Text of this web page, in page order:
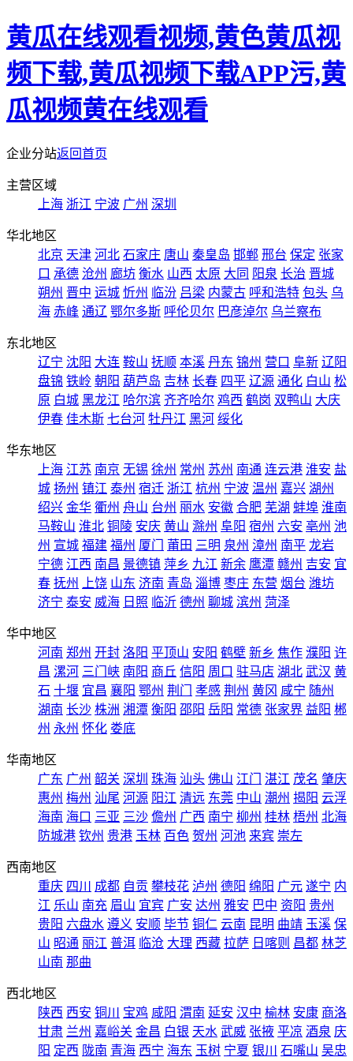
黄瓜在线观看视频,黄色黄瓜视
频下载,黄瓜视频下载APP污,黄
瓜视频黄在线观看
企业分站返回首页
主营区域
上海 浙江 宁波 广州 深圳
华北地区
北京 天津 河北 石家庄 唐山 秦皇岛 邯郸 邢台 保定 张家
口 承德 沧州 廊坊 衡水 山西 太原 大同 阳泉 长治 晋城
朔州 晋中 运城 忻州 临汾 吕梁 内蒙古 呼和浩特 包头 乌
海 赤峰 通辽 鄂尔多斯 呼伦贝尔 巴彦淖尔 乌兰察布
东北地区
辽宁 沈阳 大连 鞍山 抚顺 本溪 丹东 锦州 营口 阜新 辽阳
盘锦 铁岭 朝阳 葫芦岛 吉林 长春 四平 辽源 通化 白山 松
原 白城 黑龙江 哈尔滨 齐齐哈尔 鸡西 鹤岗 双鸭山 大庆
伊春 佳木斯 七台河 牡丹江 黑河 绥化
华东地区
上海 江苏 南京 无锡 徐州 常州 苏州 南通 连云港 淮安 盐
城 扬州 镇江 泰州 宿迁 浙江 杭州 宁波 温州 嘉兴 湖州
绍兴 金华 衢州 舟山 台州 丽水 安徽 合肥 芜湖 蚌埠 淮南
马鞍山 淮北 铜陵 安庆 黄山 滁州 阜阳 宿州 六安 亳州 池
州 宣城 福建 福州 厦门 莆田 三明 泉州 漳州 南平 龙岩
宁德 江西 南昌 景德镇 萍乡 九江 新余 鹰潭 赣州 吉安 宜
春 抚州 上饶 山东 济南 青岛 淄博 枣庄 东营 烟台 潍坊
济宁 泰安 威海 日照 临沂 德州 聊城 滨州 菏泽
华中地区
河南 郑州 开封 洛阳 平顶山 安阳 鹤壁 新乡 焦作 濮阳 许
昌 漯河 三门峡 南阳 商丘 信阳 周口 驻马店 湖北 武汉 黄
石 十堰 宜昌 襄阳 鄂州 荆门 孝感 荆州 黄冈 咸宁 随州
湖南 长沙 株洲 湘潭 衡阳 邵阳 岳阳 常德 张家界 益阳 郴
州 永州 怀化 娄底
华南地区
广东 广州 韶关 深圳 珠海 汕头 佛山 江门 湛江 茂名 肇庆
惠州 梅州 汕尾 河源 阳江 清远 东莞 中山 潮州 揭阳 云浮
海南 海口 三亚 三沙 儋州 广西 南宁 柳州 桂林 梧州 北海
防城港 钦州 贵港 玉林 百色 贺州 河池 来宾 崇左
西南地区
重庆 四川 成都 自贡 攀枝花 泸州 德阳 绵阳 广元 遂宁 内
江 乐山 南充 眉山 宜宾 广安 达州 雅安 巴中 资阳 贵州
贵阳 六盘水 遵义 安顺 毕节 铜仁 云南 昆明 曲靖 玉溪 保
山 昭通 丽江 普洱 临沧 大理 西藏 拉萨 日喀则 昌都 林芝
山南 那曲
西北地区
陕西 西安 铜川 宝鸡 咸阳 渭南 延安 汉中 榆林 安康 商洛
甘肃 兰州 嘉峪关 金昌 白银 天水 武威 张掖 平凉 酒泉 庆
阳 定西 陇南 青海 西宁 海东 玉树 宁夏 银川 石嘴山 吴忠